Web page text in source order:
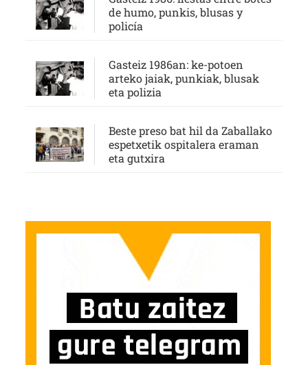
de humo, punkis, blusas y
policía
Gasteiz 1986an: ke-potoen
arteko jaiak, punkiak, blusak
eta polizia
Beste preso bat hil da Zaballako
espetxetik ospitalera eraman
eta gutxira